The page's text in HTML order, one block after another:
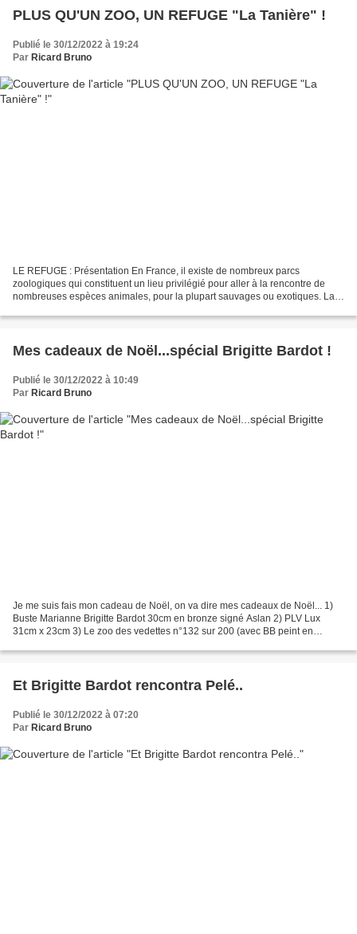
PLUS QU'UN ZOO, UN REFUGE "La Tanière" !
Publié le 30/12/2022 à 19:24
Par Ricard Bruno
LE REFUGE : Présentation En France, il existe de nombreux parcs
zoologiques qui constituent un lieu privilégié pour aller à la rencontre de
nombreuses espèces animales, pour la plupart sauvages ou exotiques. La
Mes cadeaux de Noël...spécial Brigitte Bardot !
Publié le 30/12/2022 à 10:49
Par Ricard Bruno
Je me suis fais mon cadeau de Noël, on va dire mes cadeaux de Noël... 1)
Buste Marianne Brigitte Bardot 30cm en bronze signé Aslan 2) PLV Lux
31cm x 23cm 3) Le zoo des vedettes n°132 sur 200 (avec BB peint en
Et Brigitte Bardot rencontra Pelé..
Publié le 30/12/2022 à 07:20
Par Ricard Bruno